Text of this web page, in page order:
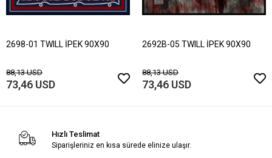
2698-01 TWILL İPEK 90X90
88,13 USD
73,46 USD
2692B-05 TWILL İPEK 90X90
88,13 USD
73,46 USD
Hızlı Teslimat
Siparişleriniz en kısa sürede elinize ulaşır.